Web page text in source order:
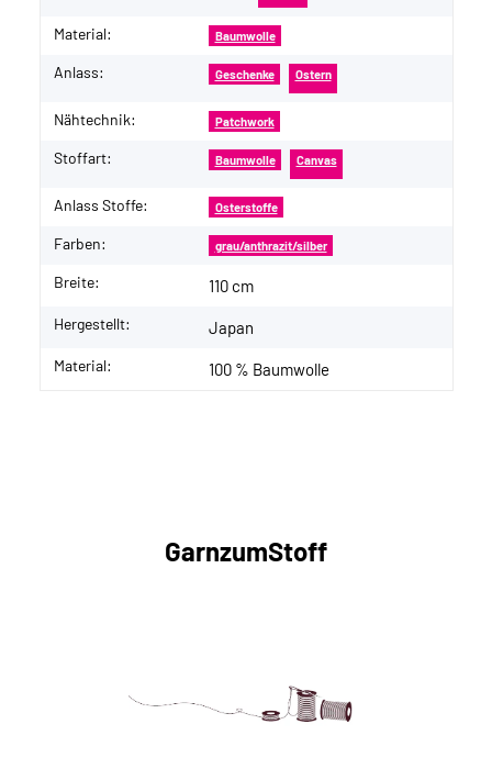
Material: Baumwolle
Anlass: Geschenke Ostern
Nähtechnik: Patchwork
Stoffart: Baumwolle Canvas
Anlass Stoffe: Osterstoffe
Farben: grau/anthrazit/silber
Breite: 110 cm
Hergestellt: Japan
Material: 100 % Baumwolle
GarnzumStoff